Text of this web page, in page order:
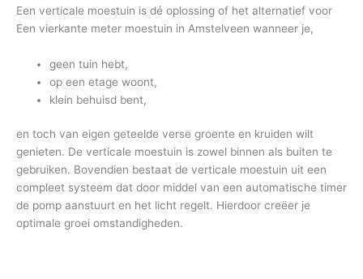
Een verticale moestuin is dé oplossing of het alternatief voor
Een vierkante meter moestuin in Amstelveen wanneer je,
geen tuin hebt,
op een etage woont,
klein behuisd bent,
en toch van eigen geteelde verse groente en kruiden wilt
genieten. De verticale moestuin is zowel binnen als buiten te
gebruiken. Bovendien bestaat de verticale moestuin uit een
compleet systeem dat door middel van een automatische timer
de pomp aanstuurt en het licht regelt. Hierdoor creëer je
optimale groei omstandigheden.